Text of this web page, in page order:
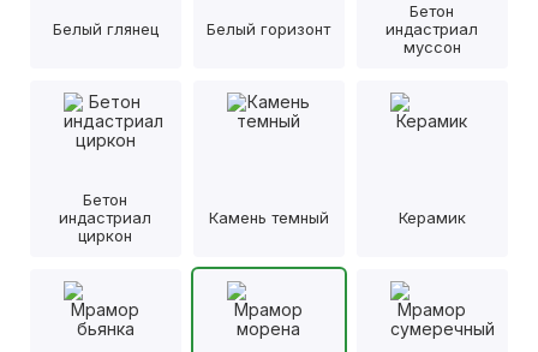
Белый глянец Белый горизонт
Бетон
индастриал
муссон
Бетон
индастриал
циркон
Камень темный Керамик